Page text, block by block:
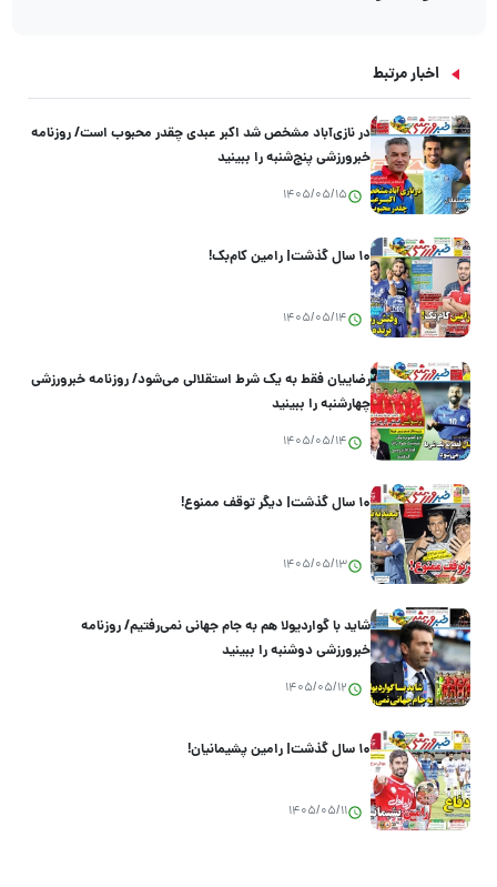
اخبار مرتبط
در نازی‌آباد مشخص شد اکبر عبدی چقدر محبوب است/ روزنامه
خبرورزشی پنج‌شنبه را ببینید
1405/05/15
۱۰ سال گذشت| رامین کام‌بک!
1405/05/14
رضاییان فقط به یک شرط استقلالی می‌شود/ روزنامه خبرورزشی
چهارشنبه را ببینید
1405/05/14
۱۰ سال گذشت| دیگر توقف ممنوع!
1405/05/13
شاید با گواردیولا هم به جام جهانی نمی‌رفتیم/ روزنامه
خبرورزشی دوشنبه را ببینید
1405/05/12
۱۰ سال گذشت| رامین پشیمانیان!
1405/05/11